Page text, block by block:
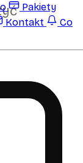
Pakiety
Kontakt
Co